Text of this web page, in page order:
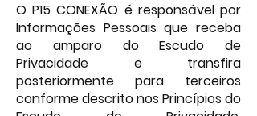
O P15 CONEXÃO é responsável por
Informações Pessoais que receba
ao amparo do Escudo de
Privacidade e transfira
posteriormente para terceiros
conforme descrito nos Princípios do